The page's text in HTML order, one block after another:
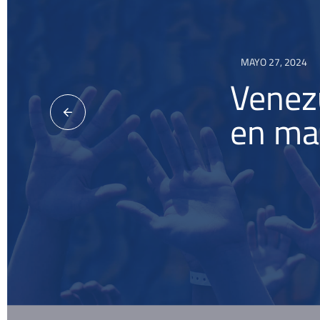
gobierno
comic
MAYO 27, 2024
en